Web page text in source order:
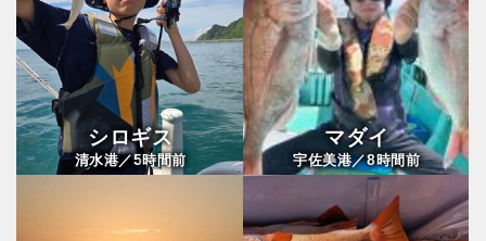
シロギス
清水港／5時間前
マダイ
宇佐美港／8時間前